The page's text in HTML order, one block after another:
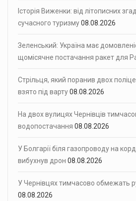
Історія Виженки: від літописних
сучасного туризму08.08.2026
Зеленський: Україна має
щомісячне постачання ракет для
Стрільця, який поранив двох
взято під варту08.08.2026
На двох вулицях Чернівців
водопостачання 08.08.2026
У Болгарії біля газопроводу на
вибухнув дрон 08.08.2026
У Чернівцях тимчасово обмежать
08.08.2026